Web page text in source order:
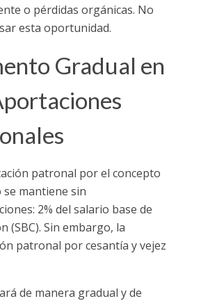
o pérdidas orgánicas. No
esta oportunidad.
Gradual en
patronal por el concepto
mantiene sin
2% del salario base de
(SBC). Sin embargo, la
patronal por cesantía y vejez
de manera gradual y de